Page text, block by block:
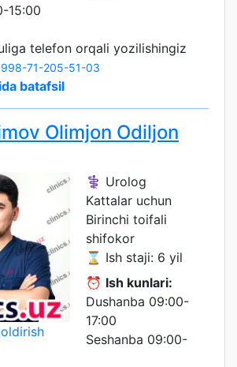
15:00
telefon orqali yozilishingiz
71-205-51-03
batafsil
Olimjon Odiljon
⚕️ Urolog
Kattalar uchun
Birinchi toifali
shifokor
⌛ Ish staji: 6 yil
⏰ Ish kunlari:
Dushanba 09:00-
17:00
Seshanba 09:00-